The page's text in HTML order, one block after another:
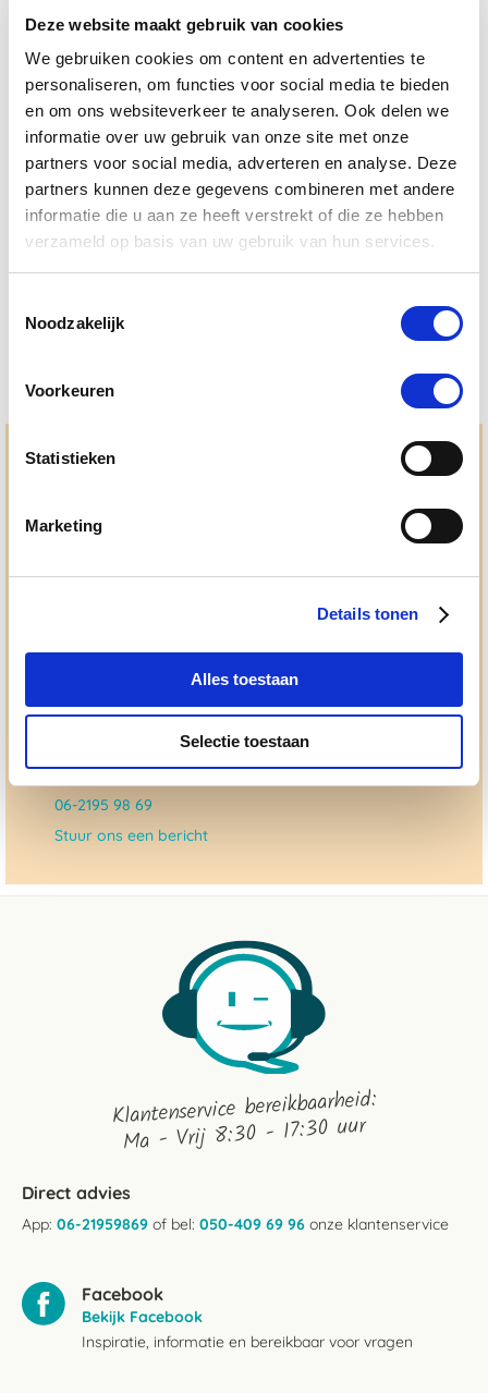
Deze website maakt gebruik van cookies
We gebruiken cookies om content en advertenties te
personaliseren, om functies voor social media te bieden
en om ons websiteverkeer te analyseren. Ook delen we
informatie over uw gebruik van onze site met onze
partners voor social media, adverteren en analyse. Deze
partners kunnen deze gegevens combineren met andere
informatie die u aan ze heeft verstrekt of die ze hebben
verzameld op basis van uw gebruik van hun services.
Noodzakelijk
Voorkeuren
Statistieken
Marketing
Details tonen
Alles toestaan
Selectie toestaan
4.5
star
rating
22 Beoordelingen
NAF Mud Gard Supplement 690 g
Nog maar 1 beschikbaar
Hulp en advies nodig?
allemaal voor doen. Bij De Paardendrogist worden we
gedreven door onze visie: het leveren van producten van
"ouderwetse" service. Wij helpen je graag, doen wat wij
Ma. t/m vrij 8:30 - 17:30 uur
050 - 409 69 96
advies@paardendrogist.nl
Whatsapp met ons
06-2195 98 69
Stuur ons een bericht
Klantenservice bereikbaarheid:
Ma - Vrij 8:30 - 17:30 uur
Direct advies
App: 06-21959869 of bel: 050-409 69 96 onze klantenservice
Facebook
Bekijk Facebook
Inspiratie, informatie en bereikbaar voor vragen